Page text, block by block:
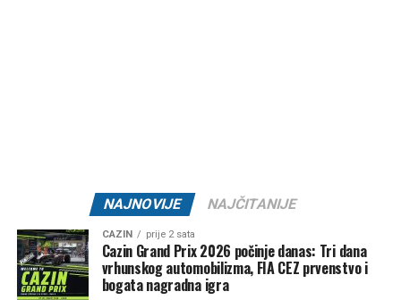
NAJNOVIJE NAJČITANIJE
CAZIN prije 2 sata
Cazin Grand Prix 2026 počinje danas: Tri dana
vrhunskog automobilizma, FIA CEZ prvenstvo i
bogata nagradna igra